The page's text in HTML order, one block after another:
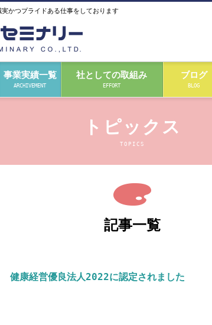
かつプライドある仕事をしております
事業実績一覧
ARCHIVEMENT
社としての取組み
EFFORT
ブログ
BLOG
トピックス
TOPICS
記事一覧
健康経営優良法人2022に認定されました